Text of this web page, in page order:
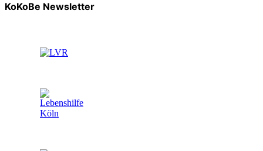
KoKoBe Newsletter